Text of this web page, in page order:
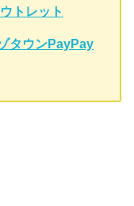
トレット
タウンPayPay